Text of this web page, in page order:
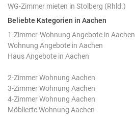
WG-Zimmer mieten in Stolberg (Rhld.)
Beliebte Kategorien in Aachen
1-Zimmer-Wohnung Angebote in Aachen
Wohnung Angebote in Aachen
Haus Angebote in Aachen
2-Zimmer Wohnung Aachen
3-Zimmer Wohnung Aachen
4-Zimmer Wohnung Aachen
Möblierte Wohnung Aachen